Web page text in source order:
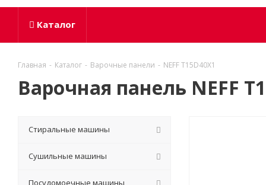
Каталог
Главная - Каталог - Варочные панели - NEFF T15D40X1
Варочная панель NEFF
Стиральные машины
Сушильные машины
Посудомоечные машины